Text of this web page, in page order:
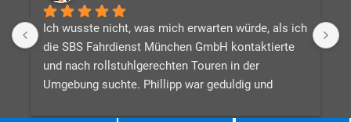
Ich wusste nicht, was mich erwarten würde, als ich
die SBS Fahrdienst München GmbH kontaktierte
und nach rollstuhlgerechten Touren in der
Umgebung suchte. Phillipp war geduldig und